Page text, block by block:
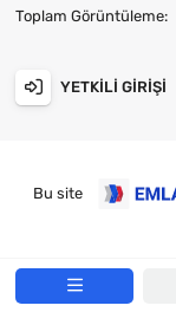
Toplam Görüntüleme:
YETKILI GIRIŞI
Bu site